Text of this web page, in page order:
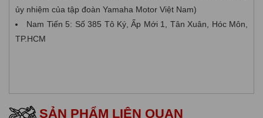
ủy nhiệm của tập đoàn Yamaha Motor Việt Nam)
Nam Tiến 5: Số 385 Tô Ký, Ấp Mới 1, Tân Xuân, Hóc Môn,
TP.HCM
SẢN PHẨM LIÊN QUAN